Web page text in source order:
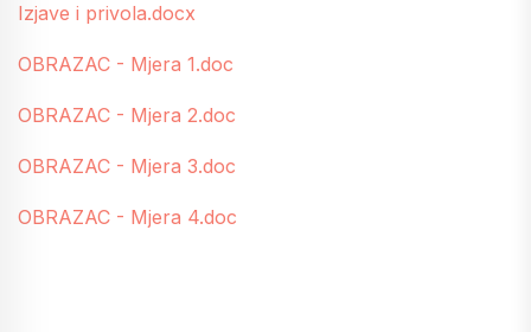
Izjave i privola.docx
OBRAZAC - Mjera 1.doc
OBRAZAC - Mjera 2.doc
OBRAZAC - Mjera 3.doc
OBRAZAC - Mjera 4.doc